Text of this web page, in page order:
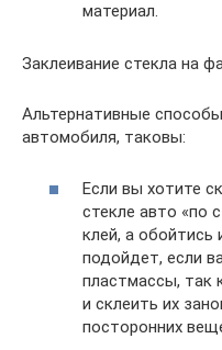
материал.
Заклеивание стекла на
Альтернативные
автомобиля, таковы:
Если вы хотите
стекле авто «по
клей, а обойтись
подойдет, если
пластмассы, так
и склеить их
посторонних